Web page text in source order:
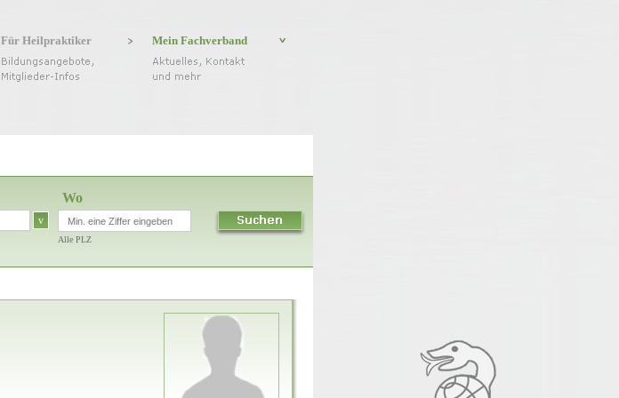
Für Heilpraktiker Mein Fachverband
v
Wo
Alle PLZ